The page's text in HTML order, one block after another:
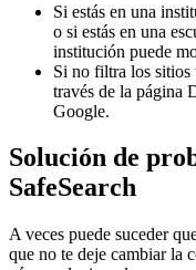
Si estás en una
o si estás en una
institución puede
Si no filtra los sitios
través de la página
Google.
Solución de
SafeSearch
A veces puede suceder
que no te deje cambiar la